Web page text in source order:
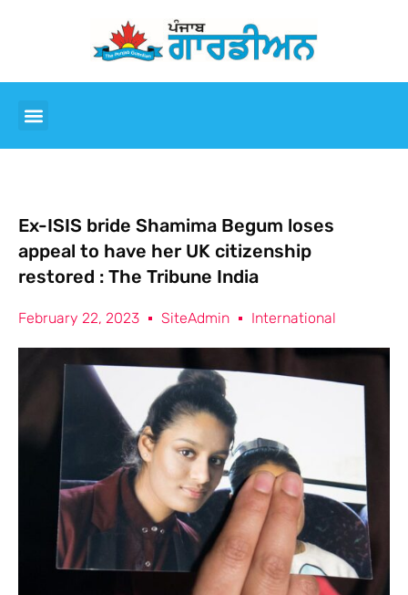
Ex-ISIS bride Shamima Begum loses
appeal to have her UK citizenship
restored : The Tribune India
February 22, 2023 SiteAdmin International